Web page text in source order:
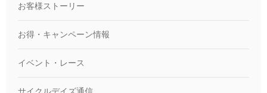
お客様ストーリー
お得・キャンペーン情報
イベント・レース